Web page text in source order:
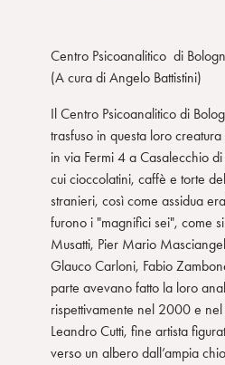
Centro Psicoanalitico di
(A cura di Angelo Battistini)
Il Centro Psicoanalitico di
trasfuso in questa loro
in via Fermi 4 a Casalecchio
cui cioccolatini, caffè e torte
stranieri, così come assidua
furono i "magnifici sei", come
Musatti, Pier Mario
Glauco Carloni, Fabio
parte avevano fatto la loro
rispettivamente nel 2000 e
Leandro Cutti, fine artista
verso un albero dall’ampia